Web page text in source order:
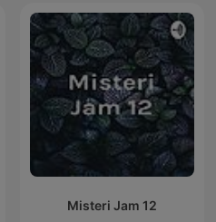
Misteri Jam 12